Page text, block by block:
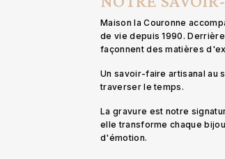
Maison la Couronne
de vie depuis 1990.
façonnent des matières
Un savoir-faire artisanal au
traverser le temps.
La gravure est notre
elle transforme chaque
d'émotion.